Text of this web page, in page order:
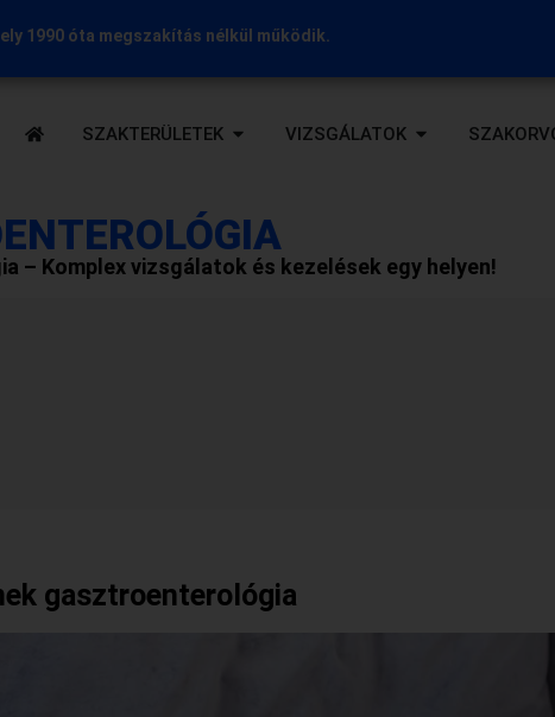
1990 óta megszakítás nélkül működik.
SZAKTERÜLETEK VIZSGÁLATOK
– Komplex vizsgálatok és kezelések egy helyen!
gasztroenterológia